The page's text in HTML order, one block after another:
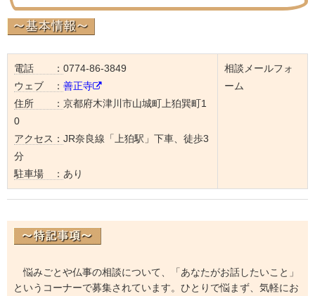
電話 ： 0774-86-3849
ウェブ ： 善正寺
住所 ： 京都府木津川市山城町上狛巽町1
0
アクセス： JR奈良線「上狛駅」下車、徒歩3
分
駐車場 ： あり
相談メールフォ
ーム
悩みごとや仏事の相談について、「あなたがお話したいこと」
というコーナーで募集されています。ひとりで悩まず、気軽にお